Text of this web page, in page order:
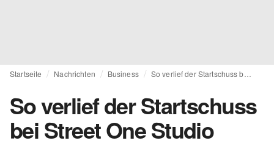
Startseite Nachrichten Business
So verlief der Startschuss
bei Street One Studio